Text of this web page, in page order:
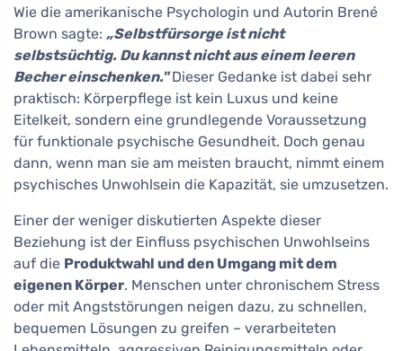
Wie die amerikanische Psychologin und Autorin Brené
Brown sagte: „Selbstfürsorge ist nicht
selbstsüchtig. Du kannst nicht aus einem leeren
Becher einschenken."Dieser Gedanke ist dabei sehr
praktisch: Körperpflege ist kein Luxus und keine
Eitelkeit, sondern eine grundlegende Voraussetzung
für funktionale psychische Gesundheit. Doch genau
dann, wenn man sie am meisten braucht, nimmt einem
psychisches Unwohlsein die Kapazität, sie umzusetzen.
Einer der weniger diskutierten Aspekte dieser
Beziehung ist der Einfluss psychischen Unwohlseins
auf die Produktwahl und den Umgang mit dem
eigenen Körper. Menschen unter chronischem Stress
oder mit Angststörungen neigen dazu, zu schnellen,
bequemen Lösungen zu greifen – verarbeiteten